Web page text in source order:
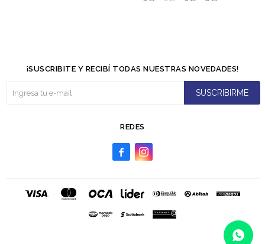
REDES
 
¡SUSCRIBITE Y RECIBÍ TODAS NUESTRAS NOVEDADES!
SUSCRIBIRME